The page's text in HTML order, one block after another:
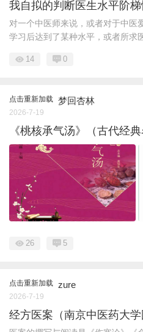
我自拟的判断医生水平阶梯
对一个中医师来说，或者对于中医
学习后达到了某种水平，或者所求
14 0
点击重新加载 梦回杏林
2026-7-19
《桃核承气汤》（古代经典
26 5
点击重新加载 zure
2026-7-19
经方医案（南京中医药大学